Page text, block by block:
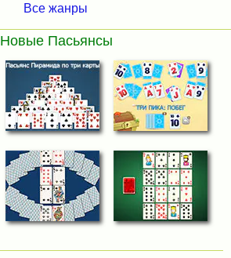
Все жанры
Новые Пасьянсы